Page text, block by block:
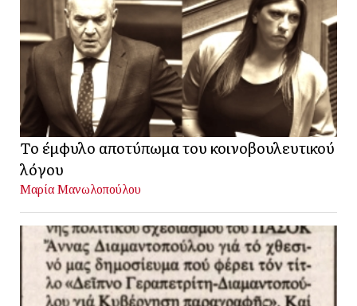
Το έμφυλο αποτύπωμα του κοινοβουλευτικού
λόγου
Μαρία Μανωλοπούλου